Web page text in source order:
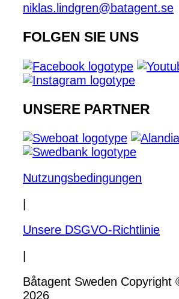
niklas.lindgren@batagent.se
FOLGEN SIE UNS
UNSERE PARTNER
Nutzungsbedingungen
Unsere DSGVO-Richtlinie
Båtagent Sweden Copyright
2026